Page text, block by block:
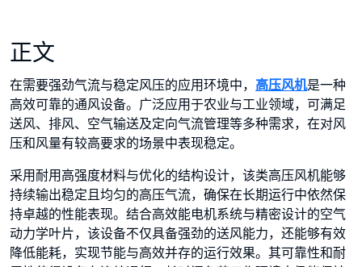
正文
在需要强劲气流与稳定风压的应用环境中， 高压风机是一种
高效可靠的通风设备。广泛应用于农业与工业领域，可满足
送风、排风、空气输送及定向气流管理等多种需求，在对风
压和风量有较高要求的场景中表现稳定。
采用耐用高强度材料与优化的结构设计，该类高压风机能够
持续输出稳定且均匀的高压气流，确保在长期运行中依然保
持卓越的性能表现。结合高效能电机系统与精密设计的空气
动力学叶片，该设备不仅具备强劲的送风能力，还能够有效
降低能耗，实现节能与高效并存的运行效果。其可靠性和耐